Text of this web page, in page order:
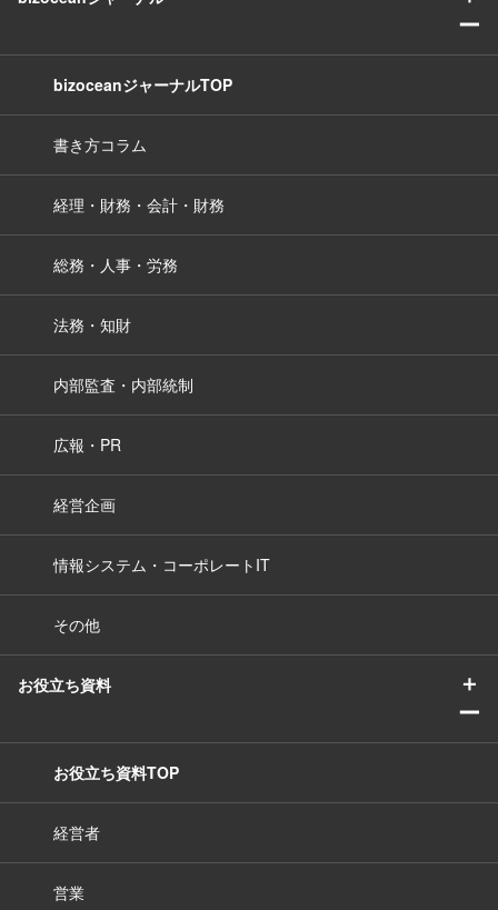
ー
bizoceanジャーナルTOP
書き方コラム
経理・財務・会計・財務
総務・人事・労務
法務・知財
内部監査・内部統制
広報・PR
経営企画
情報システム・コーポレートIT
その他
お役立ち資料
＋
ー
お役立ち資料TOP
経営者
営業